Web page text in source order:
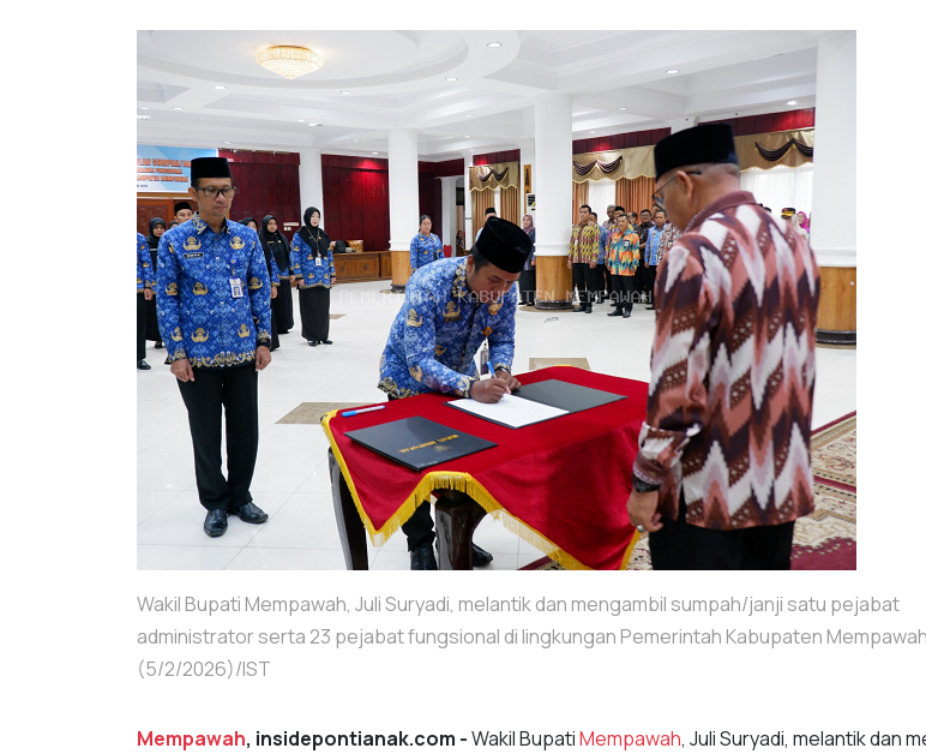
Wakil Bupati Mempawah, Juli Suryadi, melantik dan mengambil sumpah/janji satu pejabat
administrator serta 23 pejabat fungsional di lingkungan Pemerintah Kabupaten
(5/2/2026)/IST
Mempawah, insidepontianak.com -Wakil BupatiMempawah, Juli Suryadi, melantik dan